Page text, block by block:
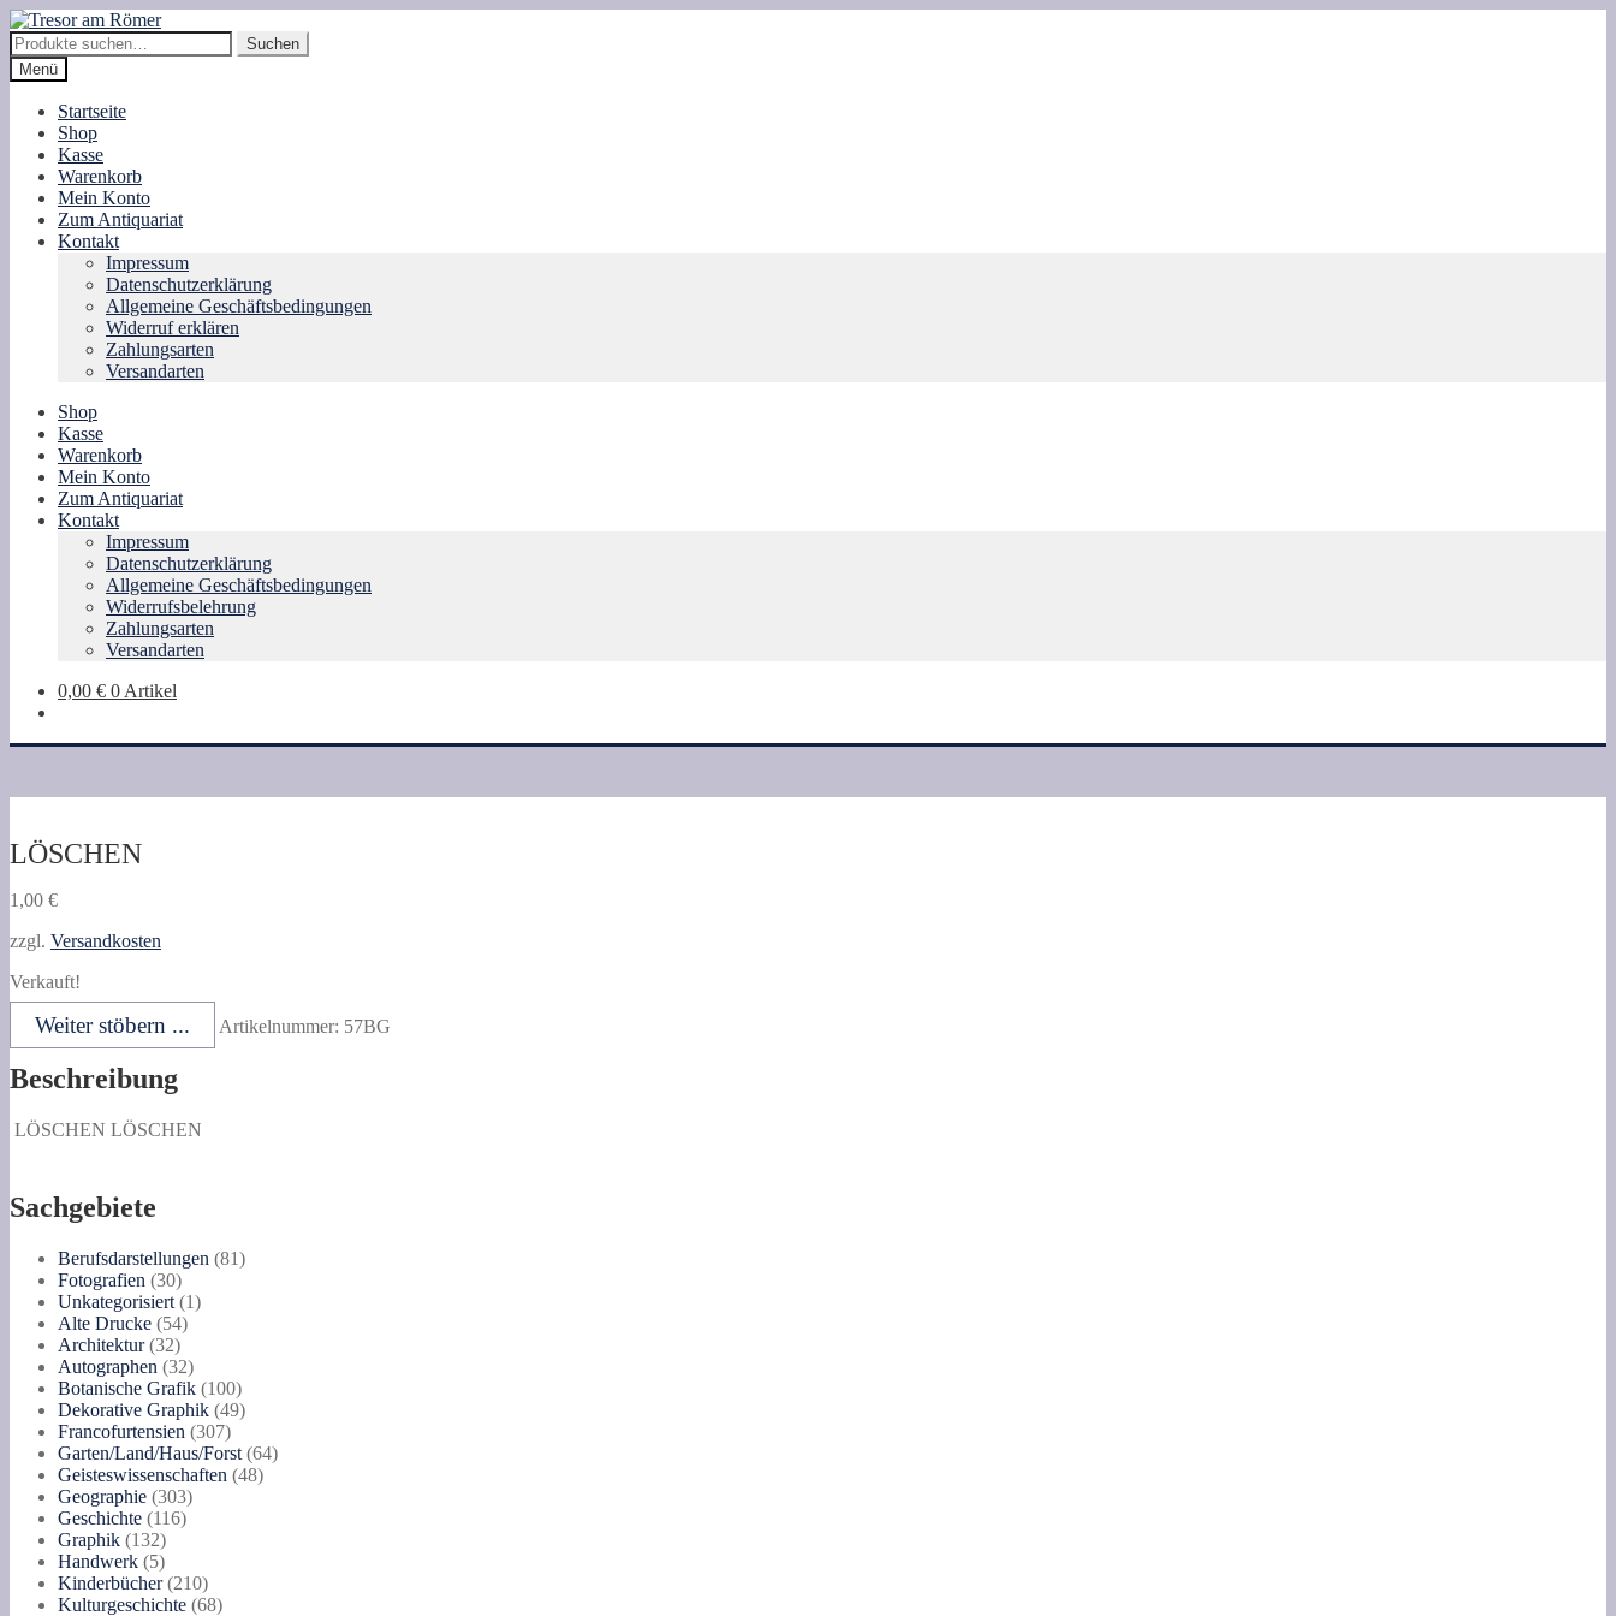
Zur
Navigation
springen
Zum
Inhalt
springen
Suche
nach:
Suchen
Menü
Startseite
Shop
Kasse
Warenkorb
Mein Konto
Zum Antiquariat
Kontakt
Impressum
Datenschutzerklärung
Allgemeine Geschäftsbedingungen
Widerruf erklären
Zahlungsarten
Versandarten
Shop
Kasse
Warenkorb
Mein Konto
Zum Antiquariat
Kontakt
Impressum
Datenschutzerklärung
Allgemeine Geschäftsbedingungen
Widerrufsbelehrung
Zahlungsarten
Versandarten
0,00 € 0 Artikel
LÖSCHEN
1,00 €
zzgl. Versandkosten
Verkauft!
Weiter stöbern ... Artikelnummer: 57BG
Beschreibung
LÖSCHEN LÖSCHEN
Sachgebiete
Berufsdarstellungen 8181
Fotografien 3030
Produkte
Unkategorisiert 11
Alte Drucke 5454
Architektur 3232
Produkte
Autographen 3232
Produkte
Botanische Grafik 100100
Produkte
Dekorative Graphik 4949
Francofurtensien 307307
Produkte
Garten/Land/Haus/Forst 6464
Geisteswissenschaften 4848
Geographie 303303
Produkte
Geschichte 116116
Graphik 132132
Produkte
Handwerk 55
Produkte
Kinderbücher 210210
Produkte
Kulturgeschichte 6868